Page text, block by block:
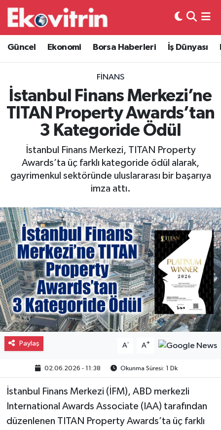
Güncel Ekonomi Borsa Haberleri İş Dünyası
FINANS
İstanbul Finans Merkezi’ne
TITAN Property Awards’tan
3 Kategoride Ödül
İstanbul Finans Merkezi, TITAN Property
Awards’ta üç farklı kategoride ödül alarak,
gayrimenkul sektöründe uluslararası bir başarıya
imza attı.
Paylaş A- A+
02.06.2026 - 11:38 Okunma Süresi: 1 Dk
İstanbul Finans Merkezi (İFM), ABD merkezli
International Awards Associate (IAA) tarafından
düzenlenen TITAN Property Awards’ta üç farklı
Güncel
Ekonomi
Borsa Haberleri
İş Dünyası
Lojistik
Otovitrin
Magazin
Gayrimenkul
Spor
Eğitim
Hava Durumu
Trafik Durumu
Süper Lig Puan Durumu ve Fikstür
Tüm Manşetler
Son Dakika Haberleri
Haber Arşivi